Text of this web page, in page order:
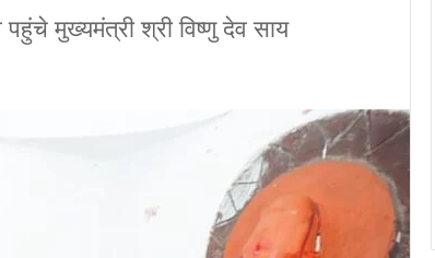
मुख्यमंत्री श्री विष्णु देव साय